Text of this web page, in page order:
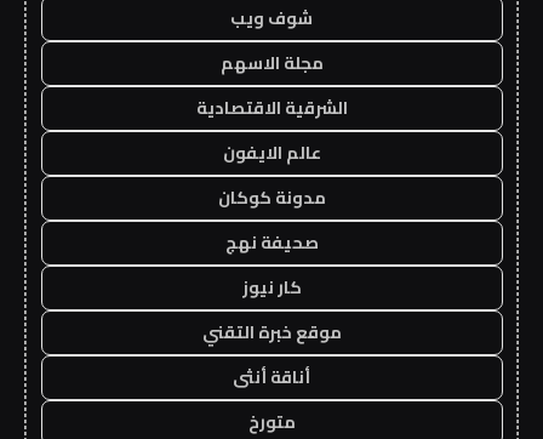
شوف ويب
مجلة الاسهم
الشرقية الاقتصادية
عالم الايفون
مدونة كوكان
صحيفة نهج
كار نيوز
موقع خبرة التقني
أناقة أنثى
متورخ